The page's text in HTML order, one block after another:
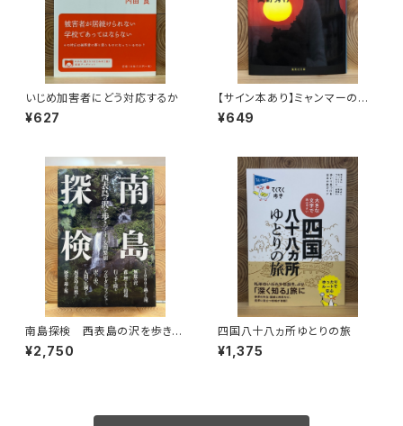
いじめ加害者にどう対応するか
¥627
【サイン本あり】ミャンマーの柳
生一族
¥649
南島探検 西表島の沢を歩きつ
くす
¥2,750
四国八十八ヵ所ゆとりの旅
¥1,375